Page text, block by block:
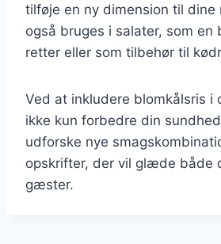
tilføje en ny dimension til dine
også bruges i salater, som en
retter eller som tilbehør til
Ved at inkludere blomkålsris i
ikke kun forbedre din
udforske nye
opskrifter, der vil glæde både
gæster.